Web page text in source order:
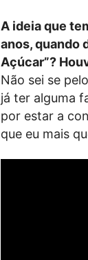
A ideia que
anos, quando
Açúcar”?
Não sei se
já ter alguma
por estar a
que eu mais